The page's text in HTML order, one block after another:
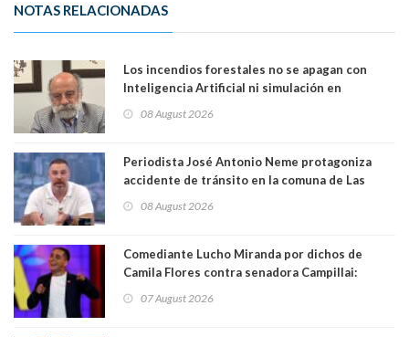
NOTAS RELACIONADAS
Los incendios forestales no se apagan con
Inteligencia Artificial ni simulación en
Magister en Asentamientos Humanos PUC
08 August 2026
Periodista José Antonio Neme protagoniza
accidente de tránsito en la comuna de Las
08 August 2026
Comediante Lucho Miranda por dichos de
Camila Flores contra senadora Campillai:
forma de quitar dignidad"
07 August 2026